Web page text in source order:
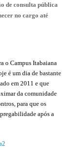
de consulta pública
no cargo até
o Campus Itabaiana
é um dia de bastante
em 2011 e que
da comunidade
para que os
após a